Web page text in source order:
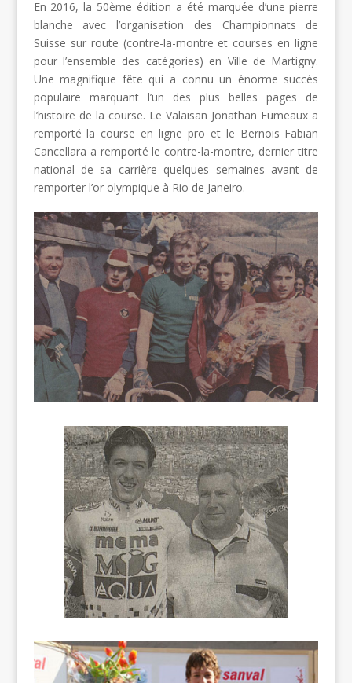
En 2016, la 50ème édition a été marquée d’une pierre
blanche avec l’organisation des Championnats de
Suisse sur route (contre-la-montre et courses en ligne
pour l’ensemble des catégories) en Ville de Martigny.
Une magnifique fête qui a connu un énorme succès
populaire marquant l’un des plus belles pages de
l’histoire de la course. Le Valaisan Jonathan Fumeaux a
remporté la course en ligne pro et le Bernois Fabian
Cancellara a remporté le contre-la-montre, dernier titre
national de sa carrière quelques semaines avant de
remporter l’or olympique à Rio de Janeiro.